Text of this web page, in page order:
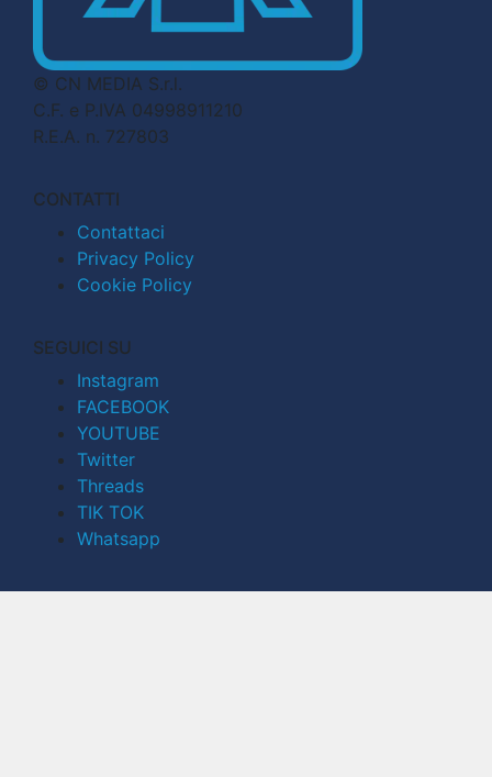
© CN MEDIA S.r.l.
C.F. e P.IVA 04998911210
R.E.A. n. 727803
CONTATTI
Contattaci
Privacy Policy
Cookie Policy
SEGUICI SU
Instagram
FACEBOOK
YOUTUBE
Twitter
Threads
TIK TOK
Whatsapp